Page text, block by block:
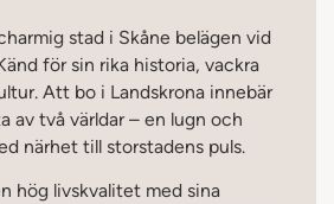
stad i Skåne belägen vid
för sin rika historia, vackra
Att bo i Landskrona innebär
av två världar – en lugn och
närhet till storstadens puls.
hög livskvalitet med sina